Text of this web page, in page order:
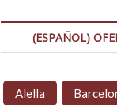
(ESPAÑOL)
Alella